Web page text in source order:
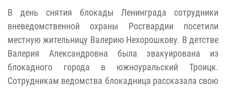
В день снятия блокады Ленинграда сотрудники
вневедомственной охраны Росгвардии посетили
местную жительницу Валерию Нехорошкову. В детстве
Валерия Александровна была эвакуирована из
блокадного города в южноуральский Троицк.
Сотрудникам ведомства блокадница рассказала свою